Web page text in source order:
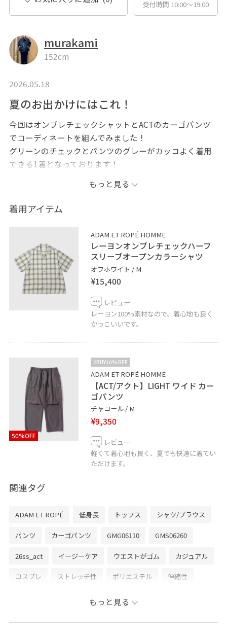
受付時間 10:00〜19:00
murakami
152cm
2026.05.18
夏のお出かけにはこれ！
今回はオンブレチェックシャットとACTのカーゴパンツ
でコーディネートを組んでみました！
グリーンのチェックとパンツのグレーがカッコよく着用
できる1着となっております！
◾️記載のないものにつきましては私物となります。
◾️お気に入り機能
♡ボタンを押してお気に入りお気に入りしていただく
と、気になったコーディネートや商品がチェックしやす
くなります。 スタッフのフォローも合わせてご利用くだ
さい。
アミュプラザ長崎店では通販も承っております。
お気軽にお問い合わせ下さい。
加】をタップしてください！
もっと見る
着用アイテム
ADAM ET ROPÉ HOMME
レーヨンオンブレチェックハーフ
スリーブオープンカラーシャツ
オフホワイト / M
¥15,400
レビュー
レーヨン100%素材なので、着心地も良く
かっこいいです。
50%OFF
2BUY10%OFF
ADAM ET ROPÉ HOMME
【ACT/アクト】LIGHT ワイド カー
ゴパンツ
チャコール / M
¥9,350
レビュー
軽くて着心地も良く、夏でも快適に着てい
ただけます。
関連タグ
ADAM ET ROPÉ 低身長 トップス シャツ/ブラウス
パンツ カーゴパンツ GMG06110 GMS06260
26ss_act イージーケア ウエストがゴム カジュアル
コスプレ ストレッチ性 ポリエステル 伸縮性
透け感 透け感がない
もっと見る